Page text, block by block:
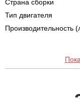
Страна сборки
Тип двигателя
Производительность